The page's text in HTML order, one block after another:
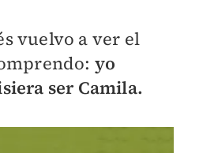
vuelvo a ver el
yo
ser Camila.